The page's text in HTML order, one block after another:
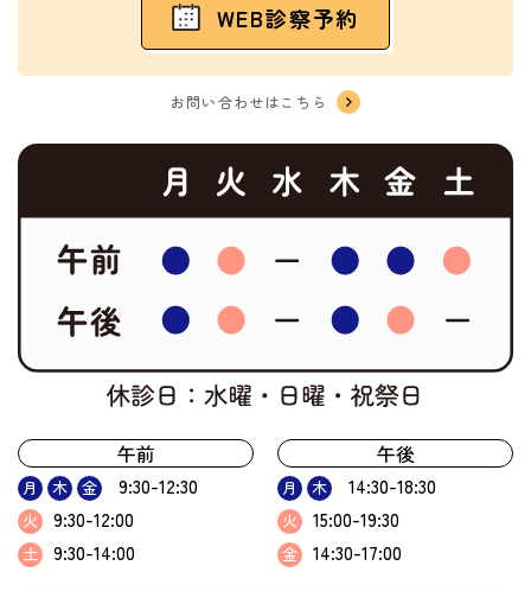
WEB診察予約
お問い合わせはこちら
午前
月 木 金 9:30-12:30
火 9:30-12:00
土 9:30-14:00
午後
月 木 14:30-18:30
火 15:00-19:30
金 14:30-17:00